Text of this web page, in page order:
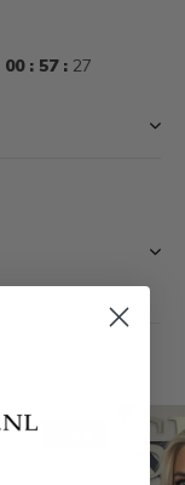
00 : 57 : 26